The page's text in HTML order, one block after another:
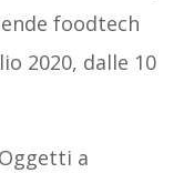
foodtech
2020, dalle 10
a